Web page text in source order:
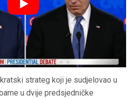
strateg koji je sudjelovao u
u dvije predsjedničke